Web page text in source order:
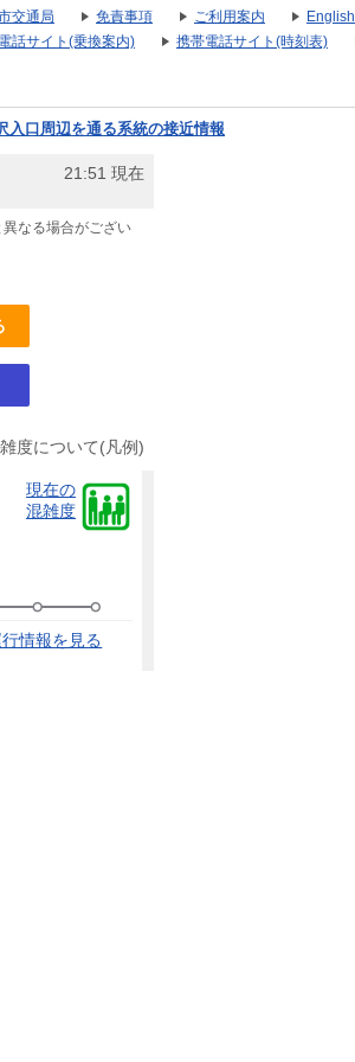
交通局 免責事項 ご利用案内 English
話サイト(乗換案内)
携帯電話サイト(時刻表)
入口周辺を通る系統の接近情報
21:51 現在
なる場合がござい
度について(凡例)
現在の
混雑度
情報を見る